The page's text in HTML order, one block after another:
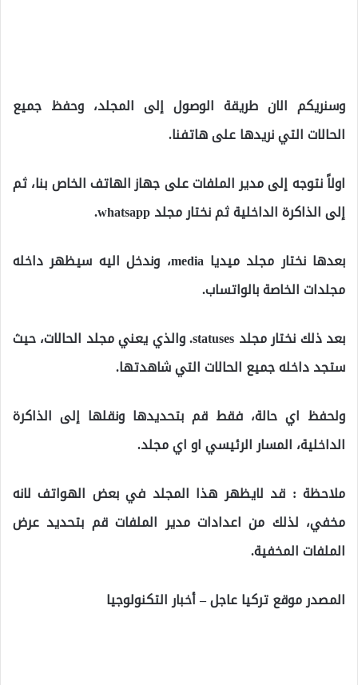
وسنريكم الان طريقة الوصول إلى المجلد، وحفظ جميع
الحالات التي نريدها على هاتفنا.
اولاً نتوجه إلى مدير الملفات على جهاز الهاتف الخاص بنا، ثم
إلى الذاكرة الداخلية ثم نختار مجلد whatsapp.
بعدها نختار مجلد ميديا media، وندخل اليه سيظهر داخله
مجلدات الخاصة بالواتساب.
بعد ذلك نختار مجلد statuses. والذي يعني مجلد الحالات، حيث
ستجد داخله جميع الحالات التي شاهدتها.
ولحفظ اي حالة، فقط قم بتحديدها ونقلها إلى الذاكرة
الداخلية، المسار الرئيسي او اي مجلد.
ملاحظة : قد لايظهر هذا المجلد في بعض الهواتف لانه
مخفي، لذلك من اعدادات مدير الملفات قم بتحديد عرض
الملفات المخفية.
المصدر موقع تركيا عاجل – أخبار التكنولوجيا